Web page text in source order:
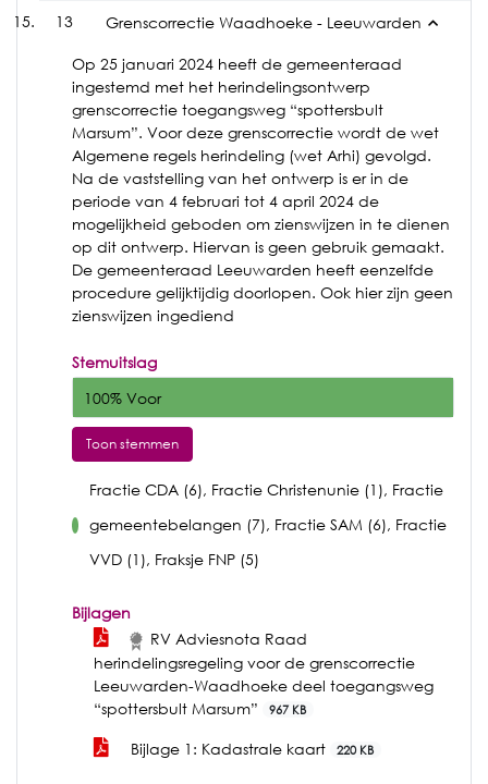
13 Grenscorrectie Waadhoeke - Leeuwarden
Op 25 januari 2024 heeft de gemeenteraad
ingestemd met het herindelingsontwerp
grenscorrectie toegangsweg “spottersbult
Marsum”. Voor deze grenscorrectie wordt de wet
Algemene regels herindeling (wet Arhi) gevolgd.
Na de vaststelling van het ontwerp is er in de
periode van 4 februari tot 4 april 2024 de
mogelijkheid geboden om zienswijzen in te dienen
op dit ontwerp. Hiervan is geen gebruik gemaakt.
De gemeenteraad Leeuwarden heeft eenzelfde
procedure gelijktijdig doorlopen. Ook hier zijn geen
zienswijzen ingediend
Stemuitslag
100% Voor
Toon stemmen
Fractie CDA (6), Fractie Christenunie (1), Fractie
gemeentebelangen (7), Fractie SAM (6), Fractie
VVD (1), Fraksje FNP (5)
Bijlagen
RV Adviesnota Raad
herindelingsregeling voor de grenscorrectie
Leeuwarden-Waadhoeke deel toegangsweg
“spottersbult Marsum”
967 KB
Bijlage 1: Kadastrale kaart 220 KB